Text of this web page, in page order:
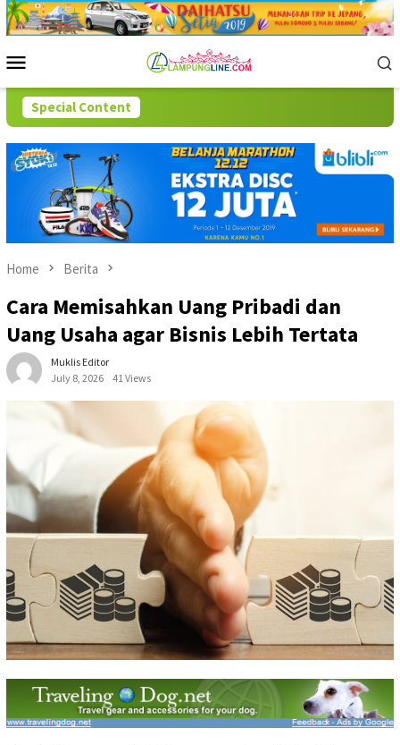
Skip
to
Menu
Special Content
Home Berita
Cara Memisahkan Uang Pribadi dan
Uang Usaha agar Bisnis Lebih Tertata
Muklis Editor
July 8, 2026
41 Views